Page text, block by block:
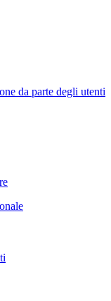
da parte degli utenti